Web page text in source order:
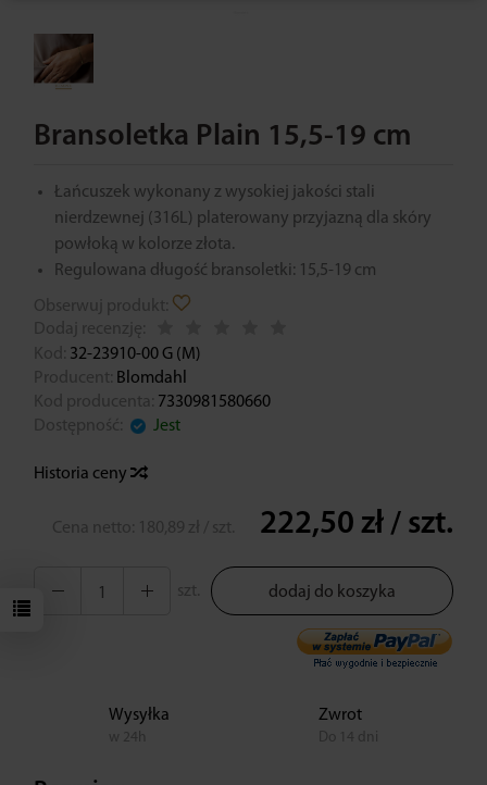
Bransoletka Plain 15,5-19 cm
Łańcuszek wykonany z wysokiej jakości stali
nierdzewnej (316L) platerowany przyjazną dla skóry
powłoką w kolorze złota.
Regulowana długość bransoletki: 15,5-19 cm
Obserwuj produkt:
Dodaj recenzję:
Kod:
32-23910-00 G (M)
Producent: Blomdahl
Kod producenta:
7330981580660
Dostępność:
Jest
Historia ceny
Cena netto: 180,89 zł / szt. 222,50 zł / szt.
szt. dodaj do koszyka
Wysyłka
w 24h
Zwrot
Do 14 dni